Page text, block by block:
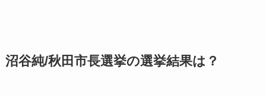
沼谷純/秋田市長選挙の選挙結果は？